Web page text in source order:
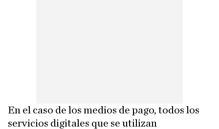
En el caso de los medios de pago, todos los
servicios digitales que se utilizan